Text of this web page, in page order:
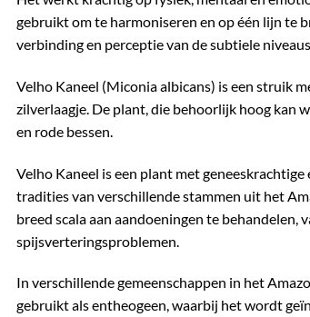
gebruikt om te harmoniseren en op één lijn te
verbinding en perceptie van de subtiele
Velho Kaneel (Miconia albicans) is een struik
zilverlaagje. De plant, die behoorlijk hoog kan
en rode bessen.
Velho Kaneel is een plant met
tradities van verschillende stammen uit het
breed scala aan aandoeningen te behandelen,
spijsverteringsproblemen.
In verschillende gemeenschappen in het
gebruikt als entheogeen, waarbij het wordt